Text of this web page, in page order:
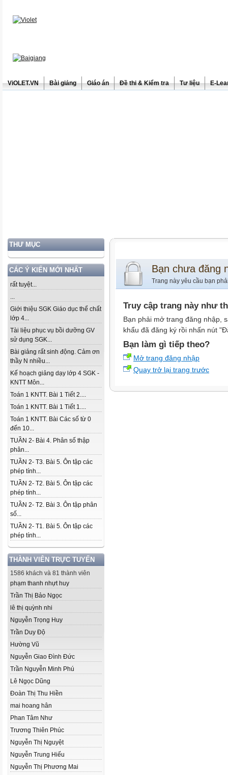
ViOLET.VN Bài giảng Giáo án Đề thi & Kiểm tra Tư liệu E-
THƯ MỤC
CÁC Ý KIẾN MỚI NHẤT
rất tuyệt...
...
Giới thiệu SGK Giáo dục thể chất
lớp 4...
Tài liệu phục vụ bồi dưỡng GV
sử dụng SGK...
Bài giảng rất sinh động. Cảm ơn
thầy N nhiều...
Kế hoạch giảng dạy lớp 4 SGK -
KNTT Môn...
Toán 1 KNTT. Bài 1 Tiết 2....
Toán 1 KNTT. Bài 1 Tiết 1....
Toán 1 KNTT. Bài Các số từ 0
đến 10...
TUẦN 2- Bài 4. Phân số thập
phân...
TUẦN 2- T3. Bài 5. Ôn tập các
phép tính...
TUẦN 2- T2. Bài 5. Ôn tập các
phép tính...
TUẦN 2- T2. Bài 3. Ôn tập phân
số...
TUẦN 2- T1. Bài 5. Ôn tập các
phép tính...
THÀNH VIÊN TRỰC TUYẾN
1586 khách và 81 thành viên
phạm thanh nhựt huy
Trần Thị Bảo Ngọc
lê thị quỳnh nhi
Nguyễn Trọng Huy
Trần Duy Độ
Hường Vũ
Nguyễn Giao Đình Đức
Trần Nguyễn Minh Phú
Lê Ngọc Dũng
Đoàn Thị Thu Hiền
mai hoang hân
Phan Tâm Như
Trương Thiên Phúc
Nguyễn Thị Nguyệt
Nguyễn Trung Hiếu
Nguyễn Thị Phương Mai
Bạn chưa đăng
Trang này yêu cầu bạn
Truy cập trang này như
Bạn phải mở trang đăng nhập,
khẩu đã đăng ký rồi nhấn nút
Bạn làm gì tiếp theo?
Mở trang đăng nhập
Quay trở lại trang trước